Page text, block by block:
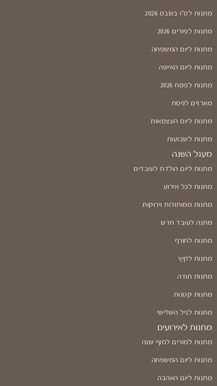
מתנות לט"ו בשבט 2026
מתנות לפורים 2026
מתנות ליום המשפחה
מתנות ליום האישה
מתנות לפסח 2026
מארזים לפסח
מתנות ליום העצמאות
מתנות לשבועות
מעגל השנה
מתנות ליום הולדת לעובדים
מתנות לכל אירוע
מתנות ממוחזרות וירוקות
מתנה לעובד חדש
מתנות לחורף
מתנות לקיץ
מתנות תודה
מתנות קטנות
מתנות לגיל השלישי
מתנות לאירועים
מתנות למורים לסוף שנה
מתנות ליום המשפחה
מתנות ליום האהבה